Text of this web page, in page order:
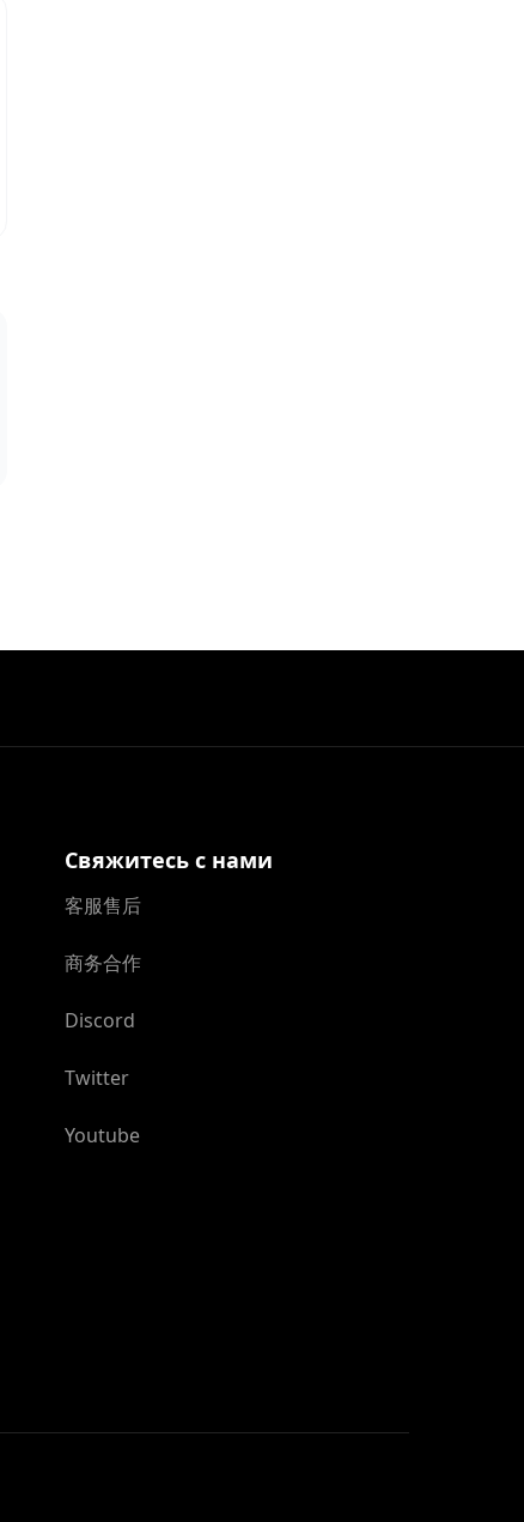
Свяжитесь с нами
客服售后
商务合作
Discord
Twitter
Youtube